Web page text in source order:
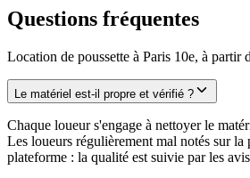
Questions fréquentes
Location de poussette à Paris 10e, à partir
Le matériel est-il propre et vérifié ?
Chaque loueur s'engage à nettoyer le
Les loueurs régulièrement mal notés sur la
plateforme : la qualité est suivie par les